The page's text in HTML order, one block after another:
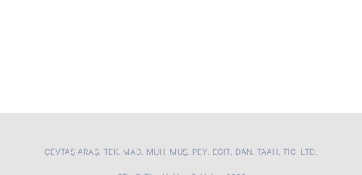
ÇEVTAŞ ARAŞ. TEK. MAD. MÜH. MÜŞ. PEY. EĞİT. DAN. TAAH. TİC. LTD.